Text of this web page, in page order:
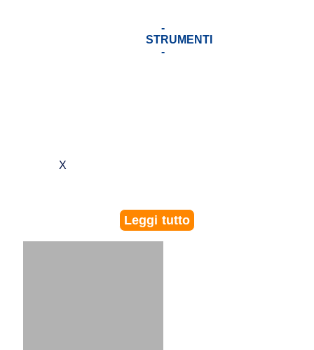
-
STRUMENTI
-
X
Leggi tutto